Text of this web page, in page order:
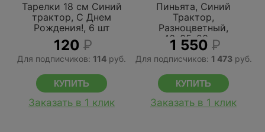
Тарелки 18 см Синий
трактор, С Днем
Рождения!, 6 шт
120Р
Для подписчиков: 114 руб.
Заказать в 1 клик
Пиньята, Синий
Трактор,
Разноцветный,
46*35*23 см
1 550 Р
Для подписчиков: 1 473руб.
Заказать в 1 клик